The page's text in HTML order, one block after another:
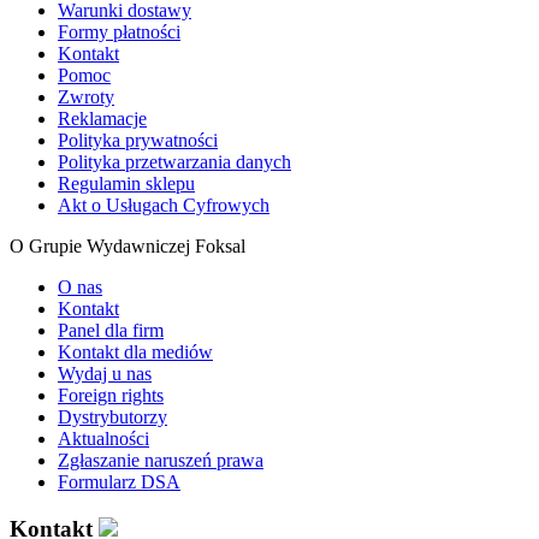
Warunki dostawy
Formy płatności
Kontakt
Pomoc
Zwroty
Reklamacje
Polityka prywatności
Polityka przetwarzania danych
Regulamin sklepu
Akt o Usługach Cyfrowych
O Grupie Wydawniczej Foksal
O nas
Kontakt
Panel dla firm
Kontakt dla mediów
Wydaj u nas
Foreign rights
Dystrybutorzy
Aktualności
Zgłaszanie naruszeń prawa
Formularz DSA
Kontakt